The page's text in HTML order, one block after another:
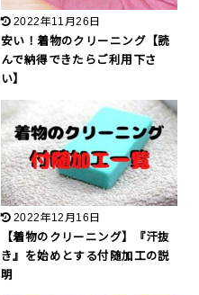
2022年11月26日
安い！着物のクリーニング【読
んで納得できたらご利用下さ
い】
2022年12月16日
【着物のクリーニング】『汗抜
き』を始めとする付随加工の説
明